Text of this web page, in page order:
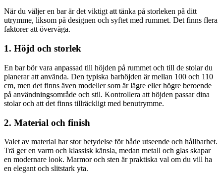
När du väljer en bar är det viktigt att tänka på storleken på ditt
utrymme, liksom på designen och syftet med rummet. Det finns flera
faktorer att överväga.
1. Höjd och storlek
En bar bör vara anpassad till höjden på rummet och till de stolar du
planerar att använda. Den typiska barhöjden är mellan 100 och 110
cm, men det finns även modeller som är lägre eller högre beroende
på användningsområde och stil. Kontrollera att höjden passar dina
stolar och att det finns tillräckligt med benutrymme.
2. Material och finish
Valet av material har stor betydelse för både utseende och hållbarhet.
Trä ger en varm och klassisk känsla, medan metall och glas skapar
en modernare look. Marmor och sten är praktiska val om du vill ha
en elegant och slitstark yta.